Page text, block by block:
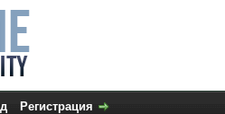
Регистрация